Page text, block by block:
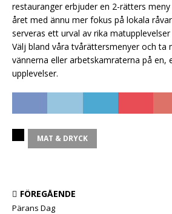
restauranger erbjuder en 2-rätters
året med ännu mer fokus på lokala
serveras ett urval av rika
Välj bland våra tvårättersmenyer och ta
vännerna eller arbetskamraterna på en,
upplevelser.
MAT & DRYCK
FÖREGÅENDE
Pärans Dag